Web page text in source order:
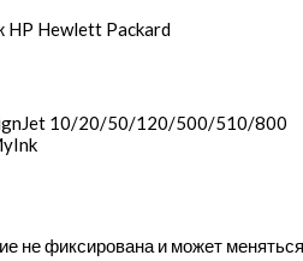
HP Hewlett Packard
10/​20/​50/​120/​500/​510/​800
не фиксирована и может